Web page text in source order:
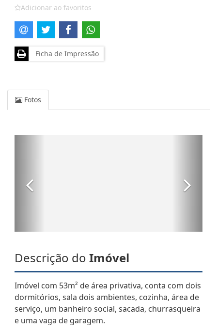
Adicionar ao favoritos
Ficha de Impressão
Fotos
Descrição do Imóvel
Imóvel com 53m² de área privativa, conta com dois
dormitórios, sala dois ambientes, cozinha, área de
serviço, um banheiro social, sacada, churrasqueira
e uma vaga de garagem.